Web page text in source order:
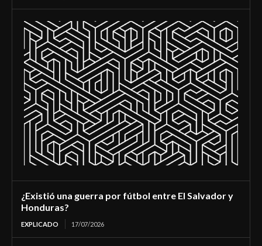
¿Existió una guerra por fútbol entre El Salvador y
Honduras?
EXPLICADO 17/07/2026